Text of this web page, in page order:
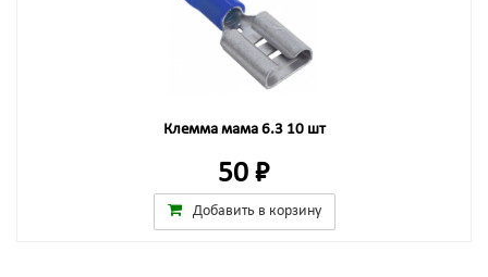
Клемма мама 6.3 10 шт
50 ₽
Добавить в корзину